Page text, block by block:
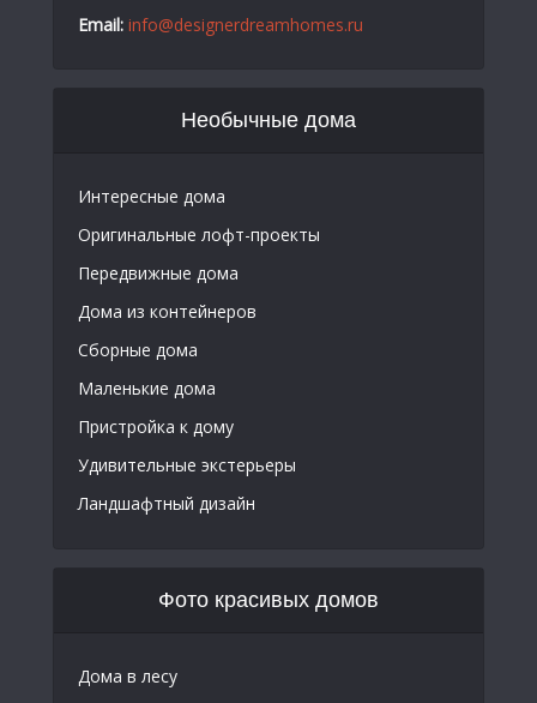
Email: info@designerdreamhomes.ru
Необычные дома
Интересные дома
Оригинальные лофт-проекты
Передвижные дома
Дома из контейнеров
Сборные дома
Маленькие дома
Пристройка к дому
Удивительные экстерьеры
Ландшафтный дизайн
Фото красивых домов
Дома в лесу